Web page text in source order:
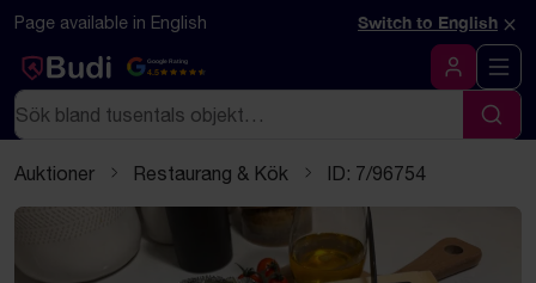
Hoppa till innehåll
Textbaserad (markdown) version av denna sida
Page available in English Switch to English ×
Google Rating
4.5
Logga in
Sök
Sök
Auktioner Restaurang & Kök ID: 7/96754